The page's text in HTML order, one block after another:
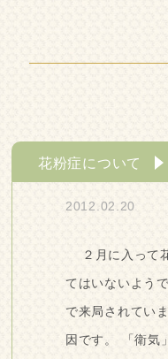
花粉症について
2012.02.20
２月に入って
てはいないよう
で来局されてい
因です。 「衛気